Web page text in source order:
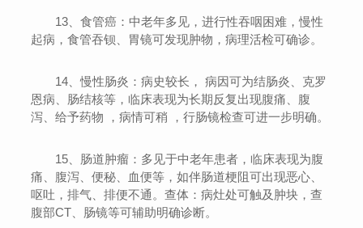
13、食管癌：中老年多见，进行性吞咽困难，慢性
起病，食管吞钡、胃镜可发现肿物，病理活检可确诊。
14、慢性肠炎：病史较长， 病因可为结肠炎、克罗
恩病、肠结核等，临床表现为长期反复出现腹痛、腹
泻、给予药物 ，病情可稍 ，行肠镜检查可进一步明确。
15、肠道肿瘤：多见于中老年患者，临床表现为腹
痛、腹泻、便秘、血便等，如伴肠道梗阻可出现恶心、
呕吐，排气、排便不通。查体：病灶处可触及肿块，查
腹部CT、肠镜等可辅助明确诊断。